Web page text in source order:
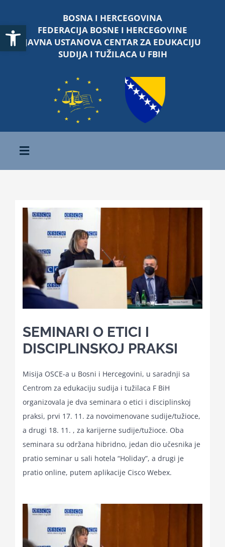
Open toolbar
content
BOSNA I HERCEGOVINA
FEDERACIJA BOSNE I HERCEGOVINE
JAVNA USTANOVA CENTAR ZA EDUKACIJU
SUDIJA I TUŽILACA U FBIH
Toggle
Navigation
O nama
Kalendar aktivnosti
Edukativni materijali
Projekti
Novosti
Kontakt
Search
SEMINARI O ETICI I
DISCIPLINSKOJ PRAKSI
Misija OSCE-a u Bosni i Hercegovini, u saradnji sa
Centrom za edukaciju sudija i tužilaca F BiH
organizovala je dva seminara o etici i disciplinskoj
praksi, prvi 17. 11. za novoimenovane sudije/tužioce,
a drugi 18. 11. , za karijerne sudije/tužioce. Oba
seminara su održana hibridno, jedan dio učesnika je
pratio seminar u sali hotela “Holiday”, a drugi je
pratio online, putem aplikacije Cisco Webex.